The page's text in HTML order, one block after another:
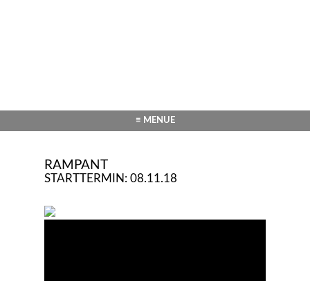
≡ MENUE
RAMPANT
STARTTERMIN: 08.11.18